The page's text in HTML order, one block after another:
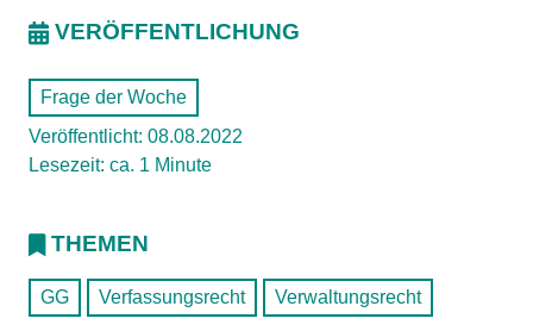
VERÖFFENTLICHUNG
Frage der Woche
Veröffentlicht: 08.08.2022
Lesezeit: ca. 1 Minute
THEMEN
GG Verfassungsrecht Verwaltungsrecht